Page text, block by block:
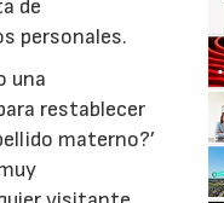
de
personales.
una
restablecer
materno?’